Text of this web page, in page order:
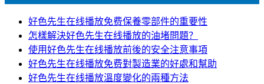
好色先生在线播放免费保養零部件的重要性
怎樣解決好色先生在线播放的油堵問題？
使用好色先生在线播放前後的安全注意事項
好色先生在线播放免费對製造業的好處和幫助
好色先生在线播放溫度變化的兩種方法